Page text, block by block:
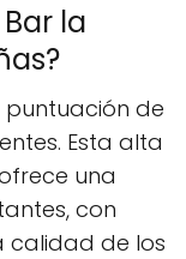
la
de
Esta alta
una
con
calidad de los